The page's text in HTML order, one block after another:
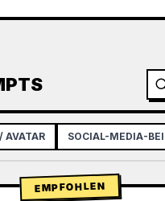
AVATAR SOCIAL-MEDIA-
EMPFOHLEN